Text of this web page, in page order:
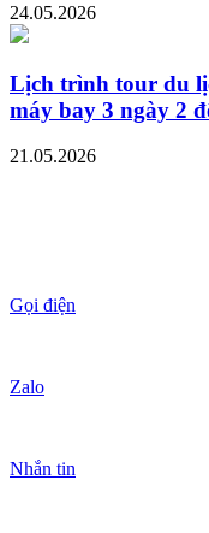
24.05.2026
Lịch trình tour du
máy bay 3 ngày 2
21.05.2026
Gọi điện
Zalo
Nhắn tin